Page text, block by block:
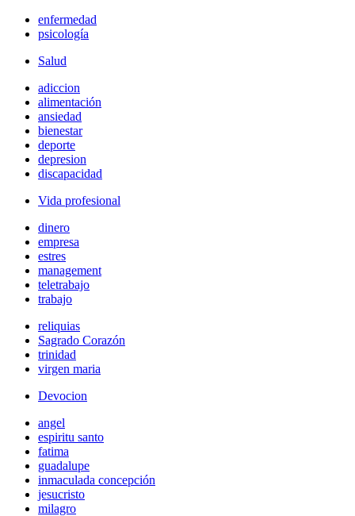
enfermedad
psicología
Salud
adiccion
alimentación
ansiedad
bienestar
deporte
depresion
discapacidad
Vida profesional
dinero
empresa
estres
management
teletrabajo
trabajo
reliquias
Sagrado Corazón
trinidad
virgen maria
Devocion
angel
espiritu santo
fatima
guadalupe
inmaculada concepción
jesucristo
milagro